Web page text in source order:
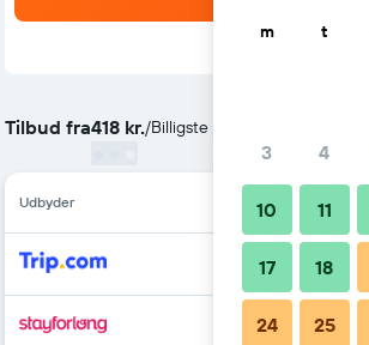
Tilbud fra418 kr./Billigste pris per nat
Udbyder
m t
3 4
10 11
17 18
24 25